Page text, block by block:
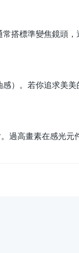
搭標準變焦鏡頭
）。若你追求美
過高畫素在感光元